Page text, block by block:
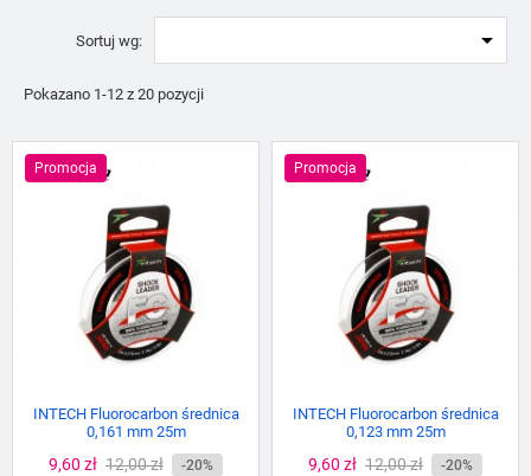
Sortuj wg: 
Pokazano 1-12 z 20 pozycji
Promocja
INTECH Fluorocarbon średnica
0,161 mm 25m
Cena
9,60 zł Cena
12,00 zł -20%
Promocja
INTECH Fluorocarbon średnica
0,123 mm 25m
Cena
9,60 zł Cena
12,00 zł -20%